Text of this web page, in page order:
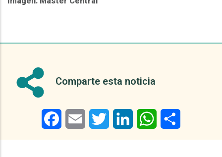
Comparte esta noticia
FacebookEmail Twitter LinkedIn WhatsApp